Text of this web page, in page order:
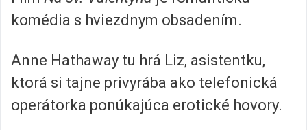
komédia s hviezdnym obsadením.
Anne Hathaway tu hrá Liz, asistentku,
ktorá si tajne privyrába ako telefonická
operátorka ponúkajúca erotické hovory.